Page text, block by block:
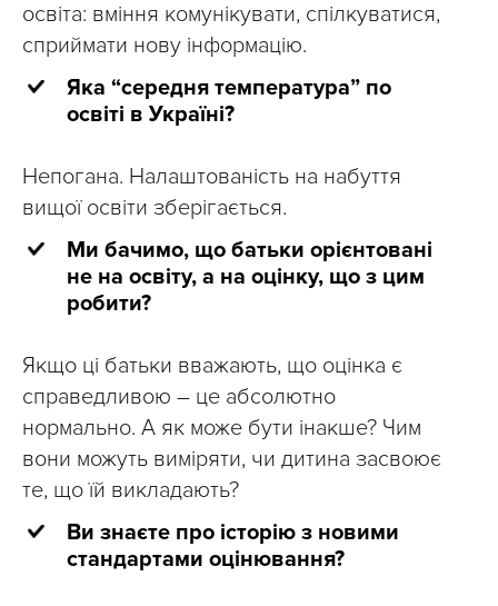
освіта: вміння комунікувати, спілкуватися,
сприймати нову інформацію.
Яка “середня температура” по
освіті в Україні?
Непогана. Налаштованість на набуття
вищої освіти зберігається.
Ми бачимо, що батьки орієнтовані
не на освіту, а на оцінку, що з цим
робити?
Якщо ці батьки вважають, що оцінка є
справедливою – це абсолютно
нормально. А як може бути інакше? Чим
вони можуть виміряти, чи дитина засвоює
те, що їй викладають?
Ви знаєте про історію з новими
стандартами оцінювання?